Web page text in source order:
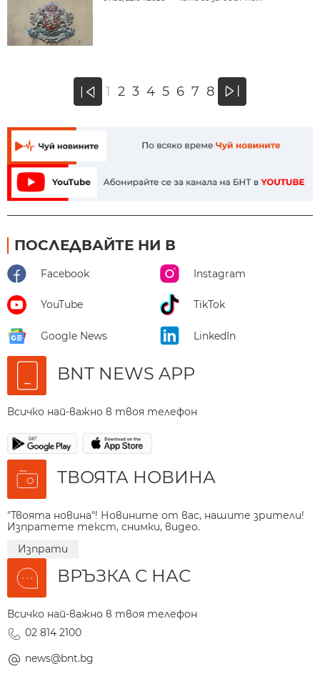
« 1 2 3 4 5 6 7 8 »
ПОСЛЕДВАЙТЕ НИ В
Facebook Instagram
YouTube TikTok
Google News LinkedIn
BNT NEWS APP
Всичко най-важно в твоя телефон
ТВОЯТА НОВИНА
"Твоята новина"! Новините от вас, нашите зрители!
Изпратете текст, снимки, видео.
Изпрати
ВРЪЗКА С НАС
Всичко най-важно в твоя телефон
02 814 2100
news@bnt.bg